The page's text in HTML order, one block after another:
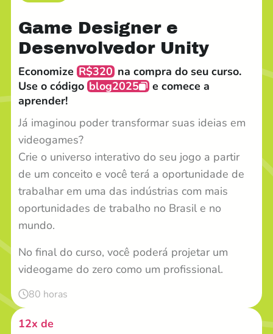
Game Designer e
Desenvolvedor Unity
Economize R$320 na compra do seu curso.
Use o código blog2025
e comece a
aprender!
Já imaginou poder transformar suas ideias em
videogames?
Crie o universo interativo do seu jogo a partir
de um conceito e você terá a oportunidade de
trabalhar em uma das indústrias com mais
oportunidades de trabalho no Brasil e no
mundo.
No final do curso, você poderá projetar um
videogame do zero como um profissional.
80 horas
12x de